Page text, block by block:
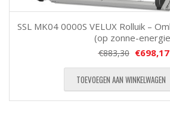
SSL MK04 0000S VELUX Rolluik –
(op zonne-
€883,30 €698,17
TOEVOEGEN AAN WINKELWAGEN